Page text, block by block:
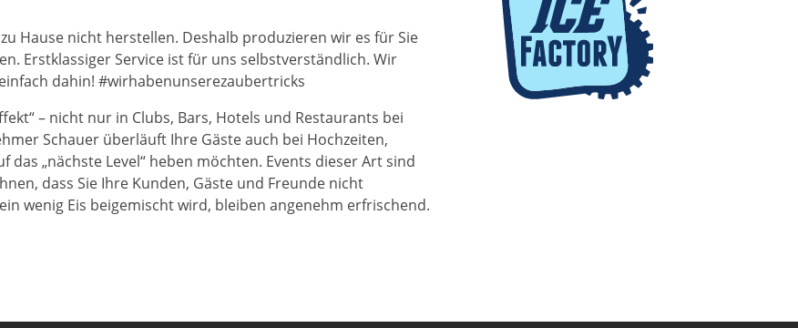
Hause nicht herstellen. Deshalb produzieren wir es für Sie
Erstklassiger Service ist für uns selbstverständlich. Wir
dahin! #wirhabenunserezaubertricks
– nicht nur in Clubs, Bars, Hotels und Restaurants bei
Schauer überläuft Ihre Gäste auch bei Hochzeiten,
das „nächste Level“ heben möchten. Events dieser Art sind
dass Sie Ihre Kunden, Gäste und Freunde nicht
wenig Eis beigemischt wird, bleiben angenehm erfrischend.